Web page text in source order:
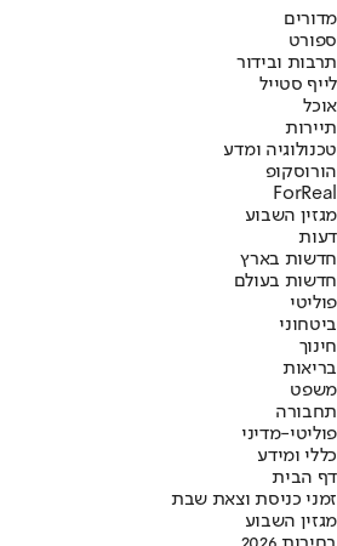
מדורים
ספורט
תרבות ובידור
לייף סטייל
אוכל
תיירות
טכנולוגיה ומדע
הורוסקופ
ForReal
מגזין השבוע
דעות
חדשות בארץ
חדשות בעולם
פוליטי
ביטחוני
חינוך
בריאות
משפט
תחבורה
פוליטי-מדיני
כללי ומידע
דף הבית
זמני כניסת וצאת שבת
מגזין השבוע